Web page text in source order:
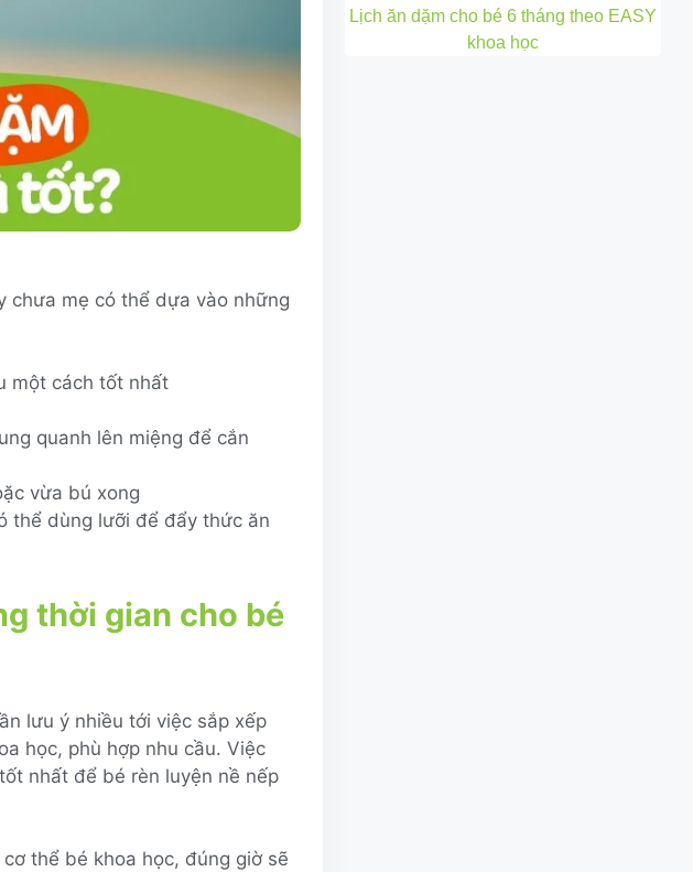
mẹ có thể dựa vào những
một cách tốt nhất
quanh lên miệng để cắn
vừa bú xong
thể dùng lưỡi để đẩy thức ăn
thời gian cho bé
lưu ý nhiều tới việc sắp xếp
học, phù hợp nhu cầu. Việc
nhất để bé rèn luyện nề nếp
thể bé khoa học, đúng giờ sẽ
Lịch ăn dặm cho bé 6 tháng theo EASY
khoa học